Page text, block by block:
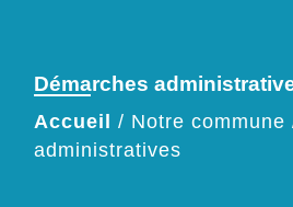
Démarches
Accueil / Notre commune
administratives